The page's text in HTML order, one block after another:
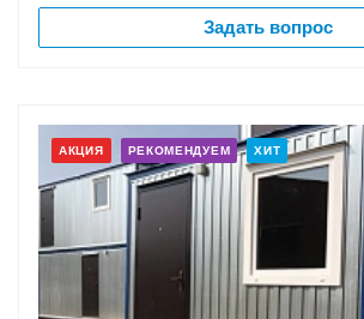
Задать вопрос
АКЦИЯ РЕКОМЕНДУЕМ ХИТ